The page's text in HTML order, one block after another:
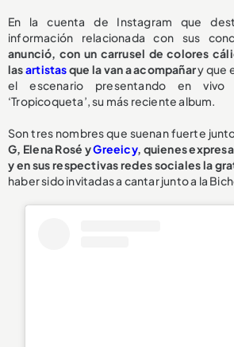
En la cuenta de Instagram que
información relacionada con sus
anunció, con un carrusel de colores
lasartistasque la van a acompañary que
el escenario presentando en vivo
‘Tropicoqueta’, su más reciente album.
Son tres nombres que suenan fuerte
G, Elena Rosé yGreeicy, quienes
y en sus respectivas redes sociales la
haber sido invitadas a cantar junto a la